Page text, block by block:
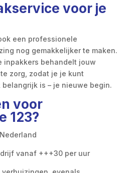
voor je
een professionele
nog gemakkelijker te maken.
inpakkers behandelt jouw
zorg, zodat je je kunt
is – je nieuwe begin.
voor
123?
vanaf +++30 per uur